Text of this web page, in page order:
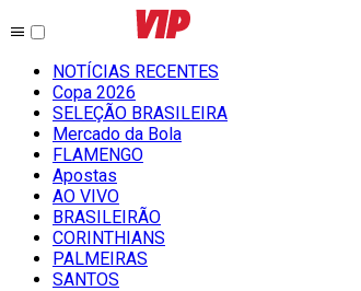
NOTÍCIAS RECENTES
Copa 2026
SELEÇÃO BRASILEIRA
Mercado da Bola
FLAMENGO
Apostas
AO VIVO
BRASILEIRÃO
CORINTHIANS
PALMEIRAS
SANTOS